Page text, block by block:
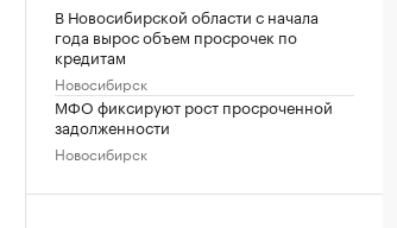
В Новосибирской области с начала
года вырос объем просрочек по
кредитам
Новосибирск
МФО фиксируют рост просроченной
задолженности
Новосибирск